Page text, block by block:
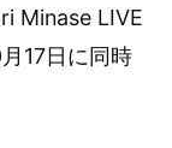
Minase LIVE
17日に同時